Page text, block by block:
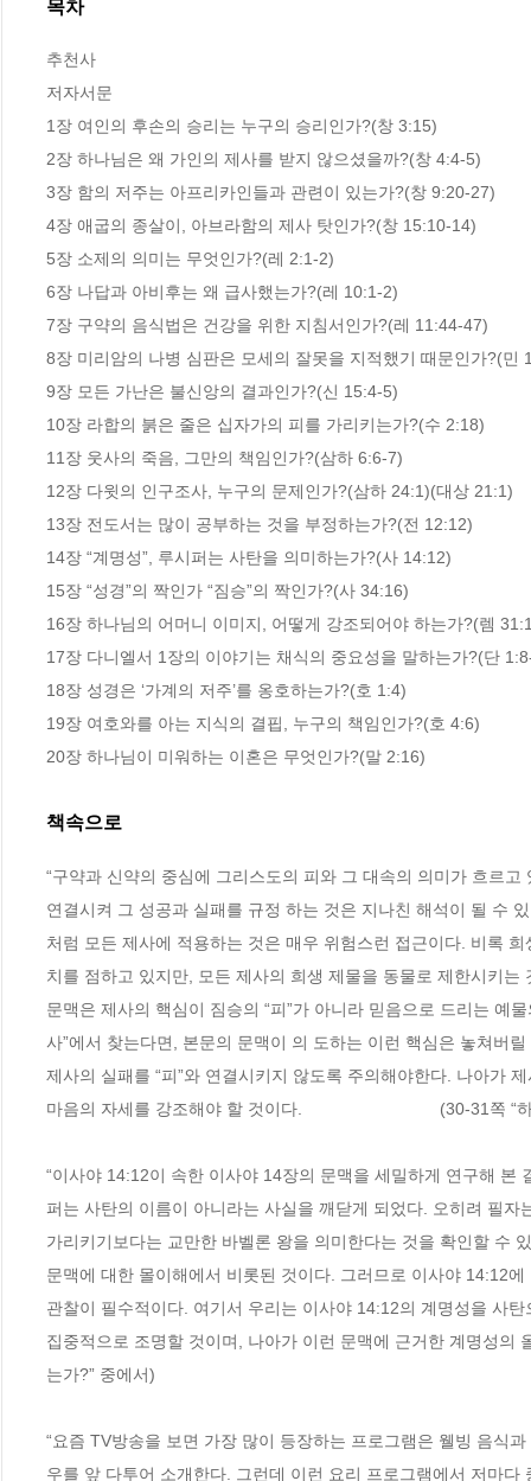
목차
추천사
저자서문
1장 여인의 후손의 승리는 누구의 승리인가?(창 3:15)
2장 하나님은 왜 가인의 제사를 받지 않으셨을까?(창 4:4-5)
3장 함의 저주는 아프리카인들과 관련이 있는가?(창 9:20-27)
4장 애굽의 종살이, 아브라함의 제사 탓인가?(창 15:10-14)
5장 소제의 의미는 무엇인가?(레 2:1-2)
6장 나답과 아비후는 왜 급사했는가?(레 10:1-2)
7장 구약의 음식법은 건강을 위한 지침서인가?(레 11:44-47)
8장 미리암의 나병 심판은 모세의 잘못을 지적했기 때문인가?(민
9장 모든 가난은 불신앙의 결과인가?(신 15:4-5)
10장 라합의 붉은 줄은 십자가의 피를 가리키는가?(수 2:18)
11장 웃사의 죽음, 그만의 책임인가?(삼하 6:6-7)
12장 다윗의 인구조사, 누구의 문제인가?(삼하 24:1)(대상 21:1)
13장 전도서는 많이 공부하는 것을 부정하는가?(전 12:12)
14장 “계명성”, 루시퍼는 사탄을 의미하는가?(사 14:12)
15장 “성경”의 짝인가 “짐승”의 짝인가?(사 34:16)
16장 하나님의 어머니 이미지, 어떻게 강조되어야 하는가?(렘
17장 다니엘서 1장의 이야기는 채식의 중요성을 말하는가?(단
18장 성경은 ‘가계의 저주’를 옹호하는가?(호 1:4)
19장 여호와를 아는 지식의 결핍, 누구의 책임인가?(호 4:6)
20장 하나님이 미워하는 이혼은 무엇인가?(말 2:16)
책속으로
“구약과 신약의 중심에 그리스도의 피와 그 대속의 의미가 흐르
연결시켜 그 성공과 실패를 규정 하는 것은 지나친 해석이 될 수
처럼 모든 제사에 적용하는 것은 매우 위험스런 접근이다. 비록
치를 점하고 있지만, 모든 제사의 희생 제물을 동물로 제한시키
문맥은 제사의 핵심이 짐승의 “피”가 아니라 믿음으로 드리는 예
사”에서 찾는다면, 본문의 문맥이 의 도하는 이런 핵심은 놓쳐버
제사의 실패를 “피”와 연결시키지 않도록 주의해야한다. 나아가
마음의 자세를 강조해야 할 것이다.                             (30-31쪽 “
“이사야 14:12이 속한 이사야 14장의 문맥을 세밀하게 연구해
퍼는 사탄의 이름이 아니라는 사실을 깨닫게 되었다. 오히려 필
가리키기보다는 교만한 바벨론 왕을 의미한다는 것을 확인할 수
문맥에 대한 몰이해에서 비롯된 것이다. 그러므로 이사야 14:12
관찰이 필수적이다. 여기서 우리는 이사야 14:12의 계명성을 사
집중적으로 조명할 것이며, 나아가 이런 문맥에 근거한 계명성의
는가?” 중에서)
“요즘 TV방송을 보면 가장 많이 등장하는 프로그램은 웰빙 음식
우를 앞 다투어 소개한다. 그런데 이런 요리 프로그램에서 저마